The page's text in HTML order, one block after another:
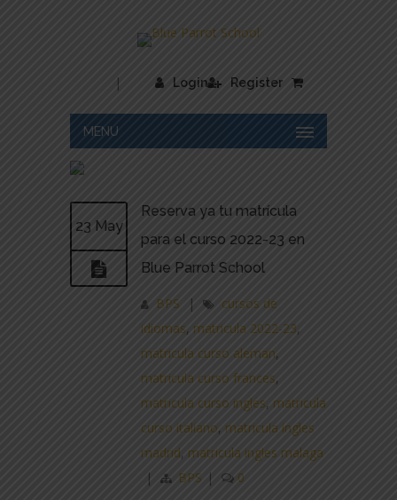
Login
| Register
MENU
23 May
Reserva ya tu matrícula
para el curso 2022-23 en
Blue Parrot School
BPS |
cursos de
idiomas, matricula 2022-23,
matricula curso aleman,
matricula curso frances,
matricula curso ingles, matricula
curso italiano, matricula ingles
madrid, matricula ingles malaga
|
BPS | 0